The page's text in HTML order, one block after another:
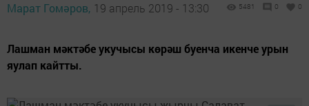
Марат Гомәров, 19 апрель 2019 - 13:30 5481 0 0
Лашман мәктәбе укучысы көрәш буенча икенче урын
яулап кайтты.